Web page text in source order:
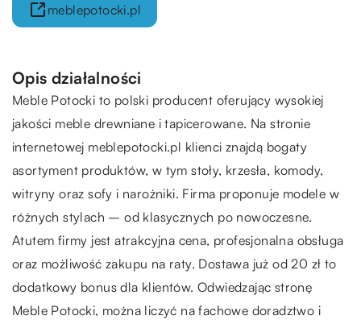
meblepotocki.pl
Opis działalności
Meble Potocki to polski producent oferujący wysokiej
jakości meble drewniane i tapicerowane. Na stronie
internetowej meblepotocki.pl klienci znajdą bogaty
asortyment produktów, w tym stoły, krzesła, komody,
witryny oraz sofy i narożniki. Firma proponuje modele w
różnych stylach – od klasycznych po nowoczesne.
Atutem firmy jest atrakcyjna cena, profesjonalna obsługa
oraz możliwość zakupu na raty. Dostawa już od 20 zł to
dodatkowy bonus dla klientów. Odwiedzając stronę
Meble Potocki, można liczyć na fachowe doradztwo i